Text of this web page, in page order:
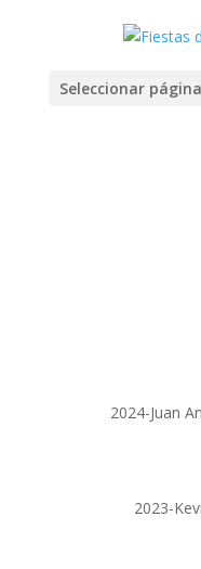
Seleccionar página
2024-Juan
2023-